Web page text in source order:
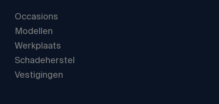
Occasions
Modellen
Werkplaats
Schadeherstel
Vestigingen